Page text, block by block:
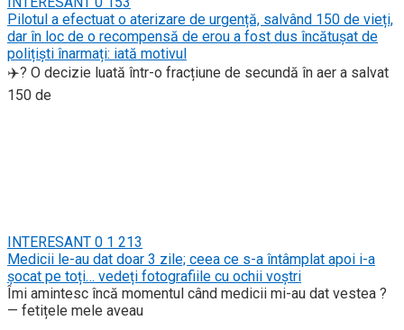
Pilotul a efectuat o aterizare de urgență, salvând 150 de vieți,
dar în loc de o recompensă de erou a fost dus încătușat de
polițiști înarmați: iată motivul
✈️? O decizie luată într-o fracțiune de secundă în aer a salvat
150 de
INTERESANT 0 1 213
Medicii le-au dat doar 3 zile; ceea ce s-a întâmplat apoi i-a
șocat pe toți… vedeți fotografiile cu ochii voștri
Îmi amintesc încă momentul când medicii mi-au dat vestea ?
— fetițele mele aveau